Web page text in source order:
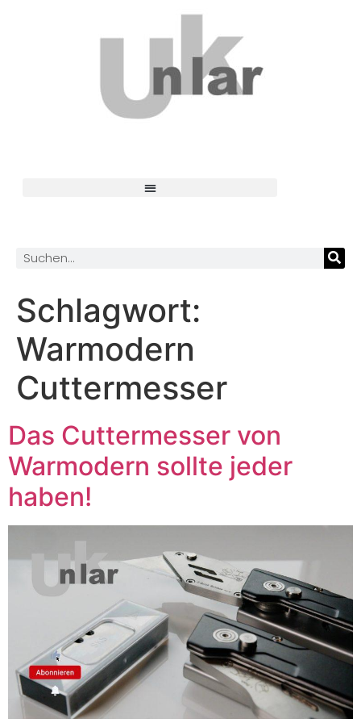
Schlagwort:
Warmodern
Cuttermesser
Das Cuttermesser von
Warmodern sollte jeder
haben!